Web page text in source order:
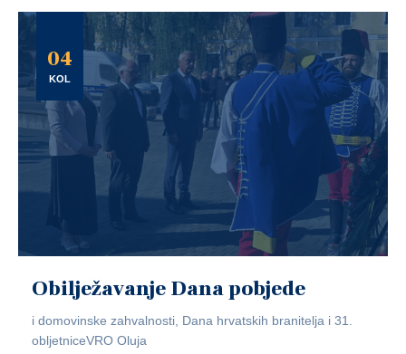
04
KOL
Obilježavanje Dana pobjede
i domovinske zahvalnosti, Dana hrvatskih branitelja i 31.
obljetniceVRO Oluja